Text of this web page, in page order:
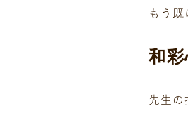
もう既
和彩
先生の